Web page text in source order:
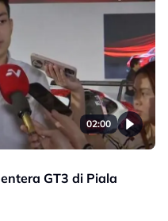
02:00
GT3 di Piala